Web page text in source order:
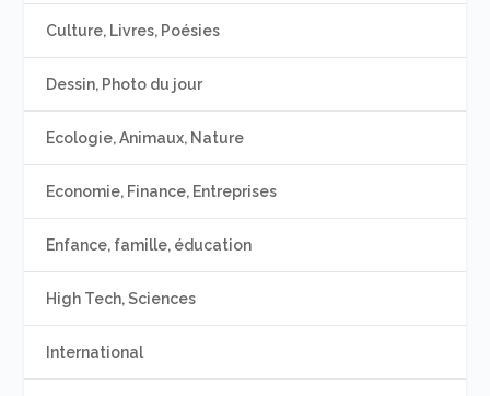
Culture, Livres, Poésies
Dessin, Photo du jour
Ecologie, Animaux, Nature
Economie, Finance, Entreprises
Enfance, famille, éducation
High Tech, Sciences
International